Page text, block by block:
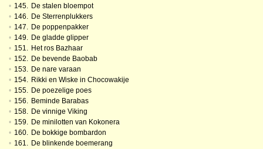
• 145. De stalen bloempot
• 146. De Sterrenplukkers
• 147. De poppenpakker
• 149. De gladde glipper
• 151. Het ros Bazhaar
• 152. De bevende Baobab
• 153. De nare varaan
• 154. Rikki en Wiske in Chocowakije
• 155. De poezelige poes
• 156. Beminde Barabas
• 158. De vinnige Viking
• 159. De minilotten van Kokonera
• 160. De bokkige bombardon
• 161. De blinkende boemerang